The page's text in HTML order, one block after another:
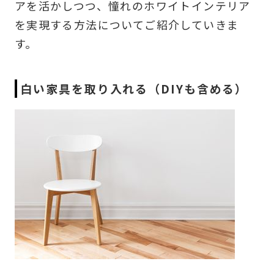
アを活かしつつ、憧れのホワイトインテリア
を実現する方法についてご紹介していきま
す。
白い家具を取り入れる（DIYも含める）